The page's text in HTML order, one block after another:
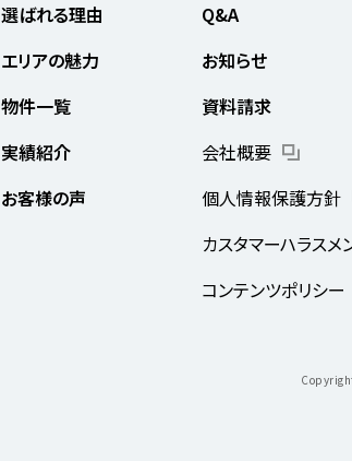
選ばれる理由
エリアの魅力
物件一覧
実績紹介
お客様の声
Q&A
お知らせ
資料請求
会社概要
個人情報保護方針
カスタマーハラスメ
コンテンツポリシー